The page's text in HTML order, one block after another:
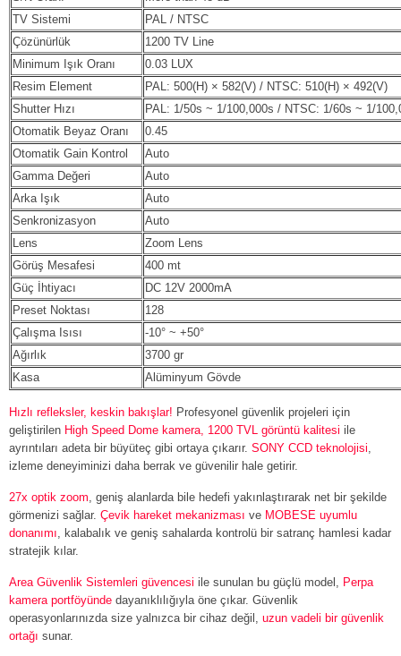
TV Sistemi
PAL / NTSC
Çözünürlük
1200 TV Line
Minimum Işık Oranı
0.03 LUX
Resim Element
PAL: 500(H) × 582(V) / NTSC: 510(H) × 492(V)
Shutter Hızı
PAL: 1/50s ~ 1/100,000s / NTSC: 1/60s ~ 1/
Otomatik Beyaz Oranı
0.45
Otomatik Gain Kontrol
Auto
Gamma Değeri
Auto
Arka Işık
Auto
Senkronizasyon
Auto
Lens
Zoom Lens
Görüş Mesafesi
400 mt
Güç İhtiyacı
DC 12V 2000mA
Preset Noktası
128
Çalışma Isısı
-10° ~ +50°
Ağırlık
3700 gr
Kasa
Alüminyum Gövde
Hızlı refleksler, keskin bakışlar! Profesyonel güvenlik projeleri için
geliştirilen High Speed Dome kamera, 1200 TVL görüntü kalitesi ile
ayrıntıları adeta bir büyüteç gibi ortaya çıkarır. SONY CCD teknolojisi
izleme deneyiminizi daha berrak ve güvenilir hale getirir.
27x optik zoom , geniş alanlarda bile hedefi yakınlaştırarak net bir şekilde
görmenizi sağlar. Çevik hareket mekanizması ve MOBESE uyumlu
donanımı , kalabalık ve geniş sahalarda kontrolü bir satranç hamlesi kadar
stratejik kılar.
Area Güvenlik Sistemleri güvencesi ile sunulan bu güçlü model,
Perpa
kamera portföyünde dayanıklılığıyla öne çıkar. Güvenlik
operasyonlarınızda size yalnızca bir cihaz değil, uzun vadeli bir güvenlik
ortağı sunar.